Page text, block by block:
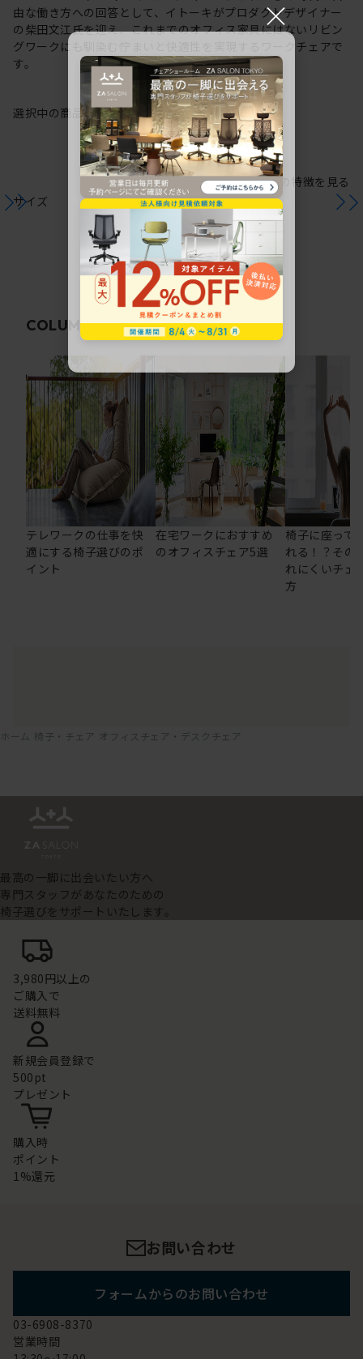
由な働き方への回答として、イトーキがプロダクトデザイナー
の柴田文江氏を迎え、これまでのオフィス家具にはないリビン
グワークにも馴染む佇まいと快適性を実現するワークチェアで
す。
選択中の商品情報保証注意事項
サイズ
シリーズの特徴を見る
COLUMN関連コラム
テレワークの仕事を快
適にする椅子選びのポ
イント
在宅ワークにおすすめ
のオフィスチェア5選
椅子に座って
れる！？その
れにくいチェ
方
ホーム 椅子・チェア オフィスチェア・デスクチェア
最高の一脚に出会いたい方へ
専門スタッフがあなたのための
椅子選びをサポートいたします。
3,980円以上の
ご購入で
送料無料
新規会員登録で
500pt
プレゼント
購入時
ポイント
1%還元
お問い合わせ
フォームからのお問い合わせ
03-6908-8370
営業時間
×